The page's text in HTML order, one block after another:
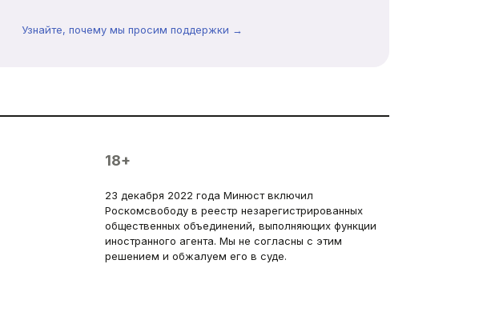
Узнайте, почему мы просим поддержки →
18+
23 декабря 2022 года Минюст включил
Роскомсвободу в реестр незарегистрированных
общественных объединений, выполняющих функции
иностранного агента. Мы не согласны с этим
решением и обжалуем его в суде.